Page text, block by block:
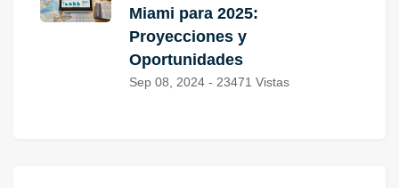
Miami para 2025:
Proyecciones y
Oportunidades
Sep 08, 2024 - 23471 Vistas